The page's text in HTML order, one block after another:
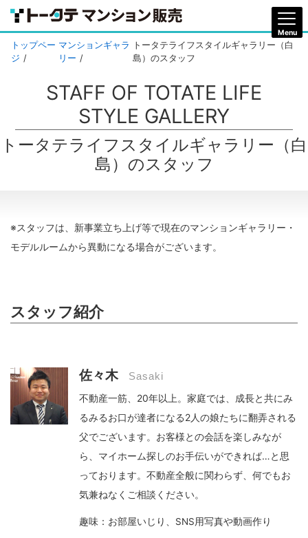
トップペー
ジ
マンションギャラ
リー
トータテライフスタイルギャラリー（白
島）のスタッフ
トータテライフスタイルギャラリー（白
島）のスタッフ
STAFF OF TOTATE LIFE
STYLE GALLERY
※スタッフは、新事業立ち上げ等で現在のマンションギャラリー・
モデルルームから異動になる場合がございます。
スタッフ紹介
佐々木
Sasaki
不動産一筋、20年以上。家庭では、成長と共にみ
るみるお口が達者になる2人の娘たちに翻弄される
父でございます。お客様との会話を楽しみなが
ら、マイホーム探しのお手伝いができれば…と思
っております。不動産全般に関わらず、何でもお
気兼ねなくご相談ください。
趣味：お部屋いじり、SNS用写真や動画作り